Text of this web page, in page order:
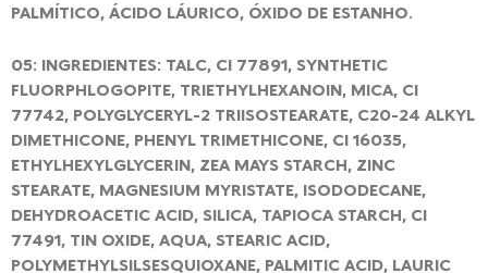
PALMÍTICO, ÁCIDO LÁURICO, ÓXIDO DE ESTANHO.
05: INGREDIENTES: TALC, CI 77891, SYNTHETIC
FLUORPHLOGOPITE, TRIETHYLHEXANOIN, MICA, CI
77742, POLYGLYCERYL-2 TRIISOSTEARATE, C20-24 ALKYL
DIMETHICONE, PHENYL TRIMETHICONE, CI 16035,
ETHYLHEXYLGLYCERIN, ZEA MAYS STARCH, ZINC
STEARATE, MAGNESIUM MYRISTATE, ISODODECANE,
DEHYDROACETIC ACID, SILICA, TAPIOCA STARCH, CI
77491, TIN OXIDE, AQUA, STEARIC ACID,
POLYMETHYLSILSESQUIOXANE, PALMITIC ACID, LAURIC